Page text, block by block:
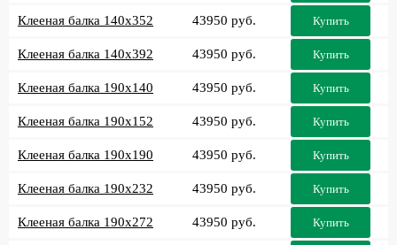
Клееная балка 140x352 43950 руб. Купить
Клееная балка 140x392 43950 руб. Купить
Клееная балка 190x140 43950 руб. Купить
Клееная балка 190x152 43950 руб. Купить
Клееная балка 190x190 43950 руб. Купить
Клееная балка 190x232 43950 руб. Купить
Клееная балка 190x272 43950 руб. Купить